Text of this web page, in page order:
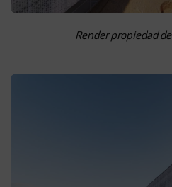
Render propiedad